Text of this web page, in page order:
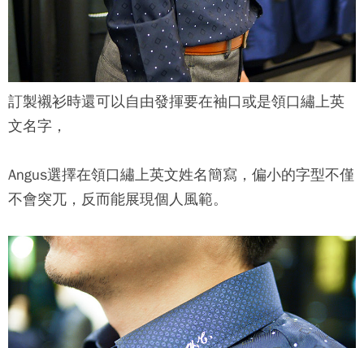
訂製襯衫時還可以自由發揮要在袖口或是領口繡上英
文名字，
Angus選擇在領口繡上英文姓名簡寫，偏小的字型不僅
不會突兀，反而能展現個人風範。